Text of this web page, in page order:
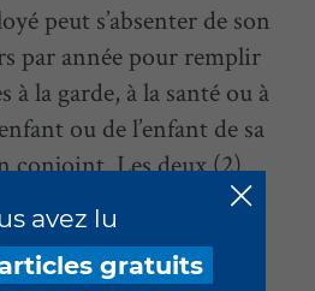
avez lu
articles gratuits
peut s’absenter de son
par année pour remplir
à la garde, à la santé ou à
ou de l’enfant de sa
conjoint. Les deux (2)
rémunérées dès que
trois (3) mois de service